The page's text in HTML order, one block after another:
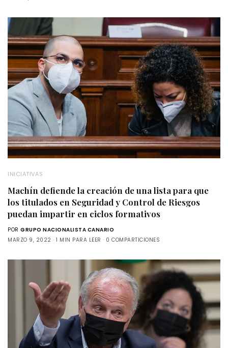
INICIATIVAS
Machín defiende la creación de una lista para que
los titulados en Seguridad y Control de Riesgos
puedan impartir en ciclos formativos
POR GRUPO NACIONALISTA CANARIO
MARZO 9, 2022
1 MIN PARA LEER 0 COMPARTICIONES